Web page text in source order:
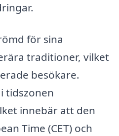
för sina
traditioner, vilket
besökare.
tidszonen
innebär att den
Time (CET) och